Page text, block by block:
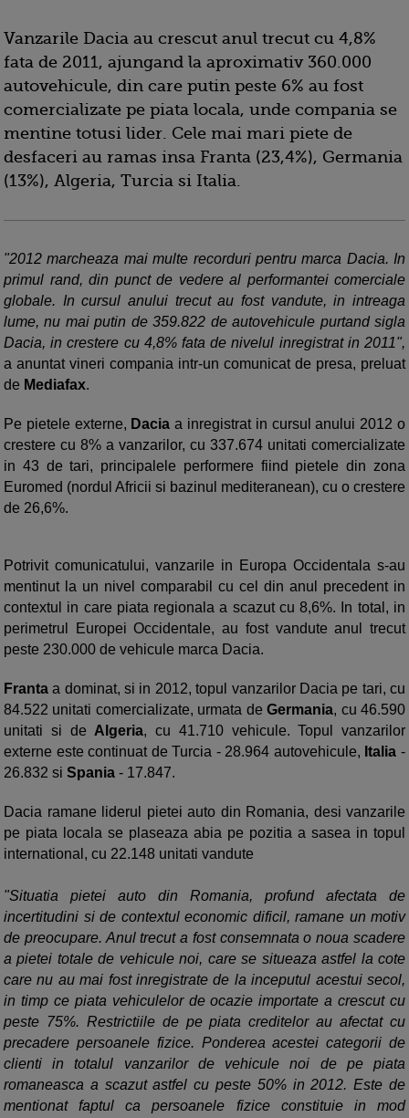
Vanzarile Dacia au crescut anul trecut cu 4,8%
fata de 2011, ajungand la aproximativ 360.000
autovehicule, din care putin peste 6% au fost
comercializate pe piata locala, unde compania se
mentine totusi lider. Cele mai mari piete de
desfaceri au ramas insa Franta (23,4%), Germania
(13%), Algeria, Turcia si Italia.
"2012 marcheaza mai multe recorduri pentru marca Dacia. In
primul rand, din punct de vedere al performantei comerciale
globale. In cursul anului trecut au fost vandute, in intreaga
lume, nu mai putin de 359.822 de autovehicule purtand sigla
Dacia, in crestere cu 4,8% fata de nivelul inregistrat in 2011",
a anuntat vineri compania intr-un comunicat de presa, preluat
de Mediafax.
Pe pietele externe, Daciaa inregistrat in cursul anului 2012 o
crestere cu 8% a vanzarilor, cu 337.674 unitati comercializate
in 43 de tari, principalele performere fiind pietele din zona
Euromed (nordul Africii si bazinul mediteranean), cu o crestere
de 26,6%.
Potrivit comunicatului, vanzarile in Europa Occidentala s-au
mentinut la un nivel comparabil cu cel din anul precedent in
contextul in care piata regionala a scazut cu 8,6%. In total, in
perimetrul Europei Occidentale, au fost vandute anul trecut
peste 230.000 de vehicule marca Dacia.
Frantaa dominat, si in 2012, topul vanzarilor Dacia pe tari, cu
84.522 unitati comercializate, urmata deGermania, cu 46.590
unitati si de Algeria, cu 41.710 vehicule. Topul vanzarilor
externe este continuat de Turcia - 28.964 autovehicule, Italia-
26.832 si Spania - 17.847.
Dacia ramane liderul pietei auto din Romania, desi vanzarile
pe piata locala se plaseaza abia pe pozitia a sasea in topul
international, cu 22.148 unitati vandute
"Situatia pietei auto din Romania, profund afectata de
incertitudini si de contextul economic dificil, ramane un motiv
de preocupare. Anul trecut a fost consemnata o noua scadere
a pietei totale de vehicule noi, care se situeaza astfel la cote
care nu au mai fost inregistrate de la inceputul acestui secol,
in timp ce piata vehiculelor de ocazie importate a crescut cu
peste 75%. Restrictiile de pe piata creditelor au afectat cu
precadere persoanele fizice. Ponderea acestei categorii de
clienti in totalul vanzarilor de vehicule noi de pe piata
romaneasca a scazut astfel cu peste 50% in 2012. Este de
mentionat faptul ca persoanele fizice constituie in mod